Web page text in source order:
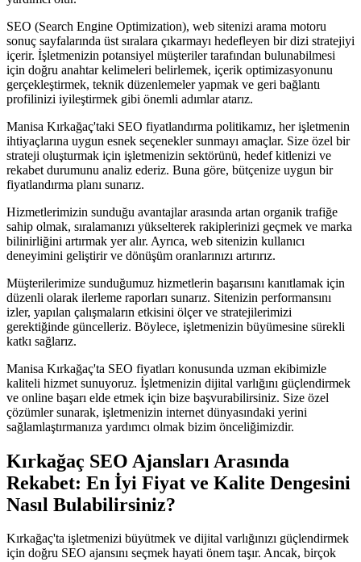
SEO (Search Engine Optimization), web sitenizi arama motoru
sonuç sayfalarında üst sıralara çıkarmayı hedefleyen bir dizi stratejiyi
içerir. İşletmenizin potansiyel müşteriler tarafından bulunabilmesi
için doğru anahtar kelimeleri belirlemek, içerik optimizasyonunu
gerçekleştirmek, teknik düzenlemeler yapmak ve geri bağlantı
profilinizi iyileştirmek gibi önemli adımlar atarız.
Manisa Kırkağaç'taki SEO fiyatlandırma politikamız, her işletmenin
ihtiyaçlarına uygun esnek seçenekler sunmayı amaçlar. Size özel bir
strateji oluşturmak için işletmenizin sektörünü, hedef kitlenizi ve
rekabet durumunu analiz ederiz. Buna göre, bütçenize uygun bir
fiyatlandırma planı sunarız.
Hizmetlerimizin sunduğu avantajlar arasında artan organik trafiğe
sahip olmak, sıralamanızı yükselterek rakiplerinizi geçmek ve marka
bilinirliğini artırmak yer alır. Ayrıca, web sitenizin kullanıcı
deneyimini geliştirir ve dönüşüm oranlarınızı artırırız.
Müşterilerimize sunduğumuz hizmetlerin başarısını kanıtlamak için
düzenli olarak ilerleme raporları sunarız. Sitenizin performansını
izler, yapılan çalışmaların etkisini ölçer ve stratejilerimizi
gerektiğinde güncelleriz. Böylece, işletmenizin büyümesine sürekli
katkı sağlarız.
Manisa Kırkağaç'ta SEO fiyatları konusunda uzman ekibimizle
kaliteli hizmet sunuyoruz. İşletmenizin dijital varlığını güçlendirmek
ve online başarı elde etmek için bize başvurabilirsiniz. Size özel
çözümler sunarak, işletmenizin internet dünyasındaki yerini
sağlamlaştırmanıza yardımcı olmak bizim önceliğimizdir.
Kırkağaç SEO Ajansları Arasında
Rekabet: En İyi Fiyat ve Kalite Dengesini
Nasıl Bulabilirsiniz?
Kırkağaç'ta işletmenizi büyütmek ve dijital varlığınızı güçlendirmek
için doğru SEO ajansını seçmek hayati önem taşır. Ancak, birçok